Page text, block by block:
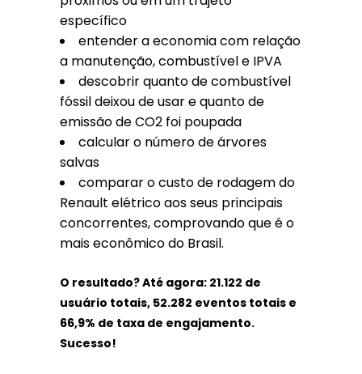
específico
entender a economia com relação
a manutenção, combustível e IPVA
descobrir quanto de combustível
fóssil deixou de usar e quanto de
emissão de CO2 foi poupada
calcular o número de árvores
salvas
comparar o custo de rodagem do
Renault elétrico aos seus principais
concorrentes, comprovando que é o
mais econômico do Brasil.
O resultado? Até agora: 21.122 de
usuário totais, 52.282 eventos totais e
66,9% de taxa de engajamento.
Sucesso!